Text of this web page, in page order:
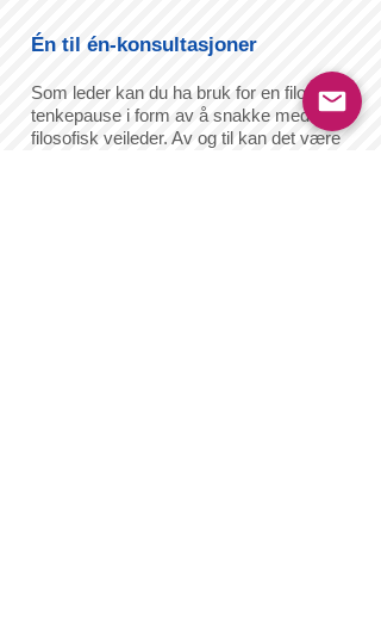
Én til én-konsultasjoner
Som leder kan du ha bruk for en filosofisk
tenkepause i form av å snakke med en
filosofisk veileder. Av og til kan det være